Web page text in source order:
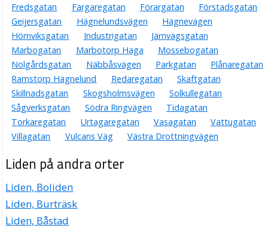
Fredsgatan
Färgaregatan Förargatan
Förstadsgatan
Geijersgatan
Hägnelundsvägen
Hägnevägen
Hörnviksgatan
Industrigatan
Järnvägsgatan
Marbogatan
Marbotorp Haga
Mossebogatan
Nolgårdsgatan
Näbbåsvägen Parkgatan
Plånaregatan
Ramstorp Hägnelund
Redaregatan
Skaftgatan
Skillnadsgatan
Skogsholmsvägen
Solkullegatan
Sågverksgatan
Södra Ringvägen
Tidagatan
Torkaregatan
Urtagaregatan Vasagatan
Vattugatan
Villagatan
Vulcans Väg Västra Drottningvägen
Liden på andra orter
Liden, Boliden
Liden, Burträsk
Liden, Båstad